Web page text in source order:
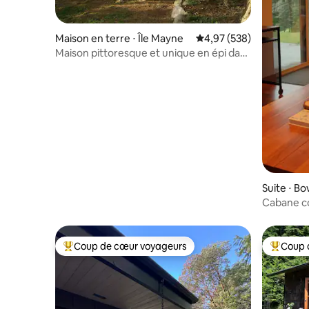
Maison en terre ⋅ Île Mayne Évaluation moyenne
4,97 (538)
Maison pittoresque et unique en épi dans
Suite ⋅
Cabane
Coups de cœur voyageurs les plus appréciés
Coup de cœur voyageurs Coups
Coup